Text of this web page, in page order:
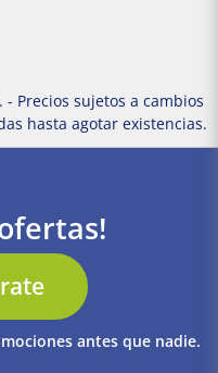
Precios sujetos a cambios
hasta agotar existencias.
antes que nadie.